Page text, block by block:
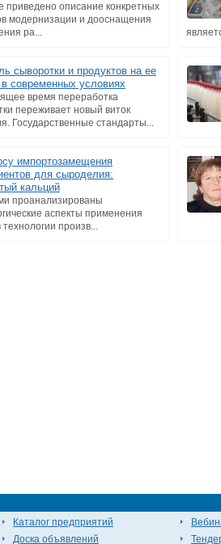
приведено описание конкретных
модернизации и дооснащения
ра...
сыворотки и продуктов на ее
современных условиях
время переработка
переживает новый виток
Государственные стандарты...
импортозамещения
для сыроделия:
кальций
проанализированы
аспекты применения
технологии произв...
Каталог предприятий
Доска объявлений